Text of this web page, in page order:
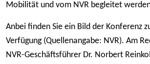
Mobilität und vom NVR begleitet
Anbei finden Sie ein Bild der Konferenz
Verfügung (Quellenangabe: NVR). Am
NVR-Geschäftsführer Dr. Norbert